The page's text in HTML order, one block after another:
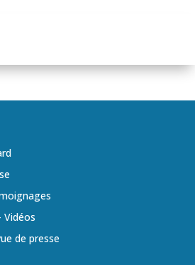
Vidéos
de presse